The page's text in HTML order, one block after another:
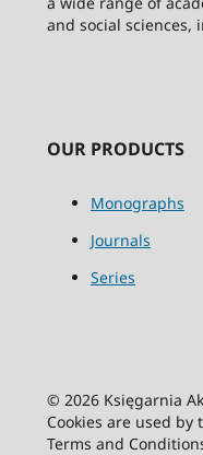
and social
OUR PRODUCTS
Monographs
Journals
Series
© 2026 Księgarnia
Cookies are used
Terms and